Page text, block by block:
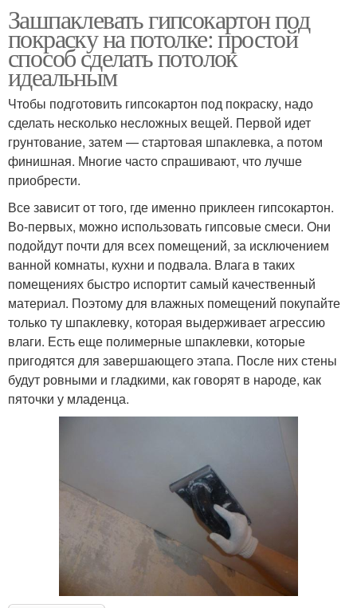
Зашпаклевать гипсокартон под
покраску на потолке: простой
способ сделать потолок
идеальным
Чтобы подготовить гипсокартон под покраску, надо
сделать несколько несложных вещей. Первой идет
грунтование, затем — стартовая шпаклевка, а потом
финишная. Многие часто спрашивают, что лучше
приобрести.
Все зависит от того, где именно приклеен гипсокартон.
Во-первых, можно использовать гипсовые смеси. Они
подойдут почти для всех помещений, за исключением
ванной комнаты, кухни и подвала. Влага в таких
помещениях быстро испортит самый качественный
материал. Поэтому для влажных помещений покупайте
только ту шпаклевку, которая выдерживает агрессию
влаги. Есть еще полимерные шпаклевки, которые
пригодятся для завершающего этапа. После них стены
будут ровными и гладкими, как говорят в народе, как
пяточки у младенца.